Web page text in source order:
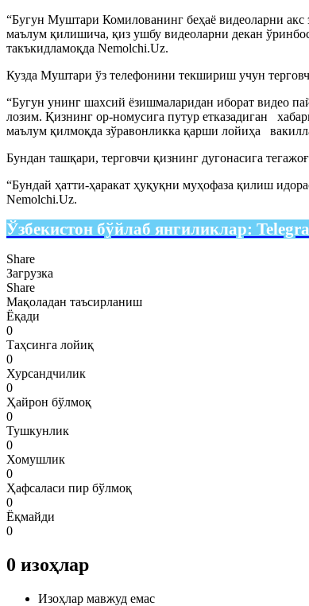
“Бугун Муштари Комилованинг беҳаё видеоларни
маълум қилишича, қиз ушбу видеоларни декан
такъкидламоқда Nemolchi.Uz.
Кузда Муштари ўз телефонини текшириш учун
“Бугун унинг шахсий ёзишмаларидан иборат видео
лозим. Қизнинг ор-номусига путур етказадиган
маълум қилмоқда зўравонликка қарши лойиҳа
Бундан ташқари, терговчи қизнинг дугонасига
“Бундай ҳатти-ҳаракат ҳуқуқни муҳофаза қилиш
Nemolchi.Uz.
Ўзбекистон бўйлаб янгиликлар:
Share
Загрузка
Share
Мақоладан таъсирланиш
Ёқади
0
Таҳсинга лойиқ
0
Хурсандчилик
0
Ҳайрон бўлмоқ
0
Тушкунлик
0
Хомушлик
0
Ҳафсаласи пир бўлмоқ
0
Ёқмайди
0
0 изоҳлар
Изоҳлар мавжуд емас